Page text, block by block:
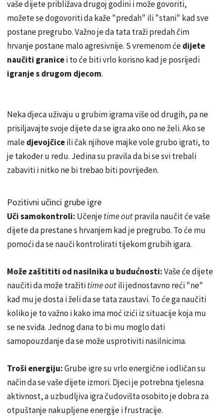
vaše dijete približava drugoj godini i može govoriti,
možete se dogovoriti da kaže "predah" ili "stani" kad sve
postane pregrubo. Važno je da tata traži predah čim
hrvanje postane malo agresivnije. S vremenom ćedijete
naučiti granicei to će biti vrlo korisno kad je posrijedi
igranje s drugom djecom.
Neka djeca uživaju u grubim igrama više od drugih, pa ne
prisiljavajte svoje dijete da se igra ako ono ne želi. Ako se
maledjevojčiceili čak njihove majke vole grubo igrati, to
je također u redu. Jedina su pravila da bi se svi trebali
zabaviti i nitko ne bi trebao biti povrijeđen.
Pozitivni učinci grube igre
Uči samokontroli: Učenjetime outpravila naučit će vaše
dijete da prestane s hrvanjem kad je pregrubo. To će mu
pomoći da se nauči kontrolirati tijekom grubih igara.
Može zaštititi od nasilnika u budućnosti:Vaše će dijete
naučiti da može tražititime outili jednostavno reći "ne"
kad mu je dosta i želi da se tata zaustavi. To će ga naučiti
koliko je to važno i kako ima moć izići iz situacije koja mu
se ne sviđa. Jednog dana to bi mu moglo dati
samopouzdanje da se može usprotiviti nasilnicima.
Troši energiju:Grube igre su vrlo energične i odličan su
način da se vaše dijete izmori. Djeci je potrebna tjelesna
aktivnost, a uzbudljiva igra čudovišta osobito je dobra za
otpuštanje nakupljene energije i frustracije.